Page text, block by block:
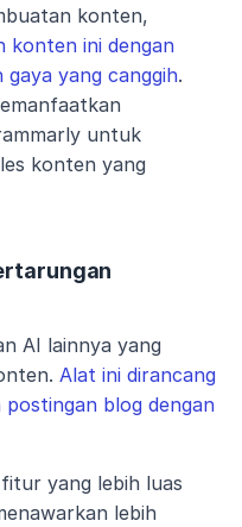
konten ini dengan
yang canggih.
untuk
konten yang
AI lainnya yang
Alat ini dirancang
blog dengan
yang lebih luas
lebih